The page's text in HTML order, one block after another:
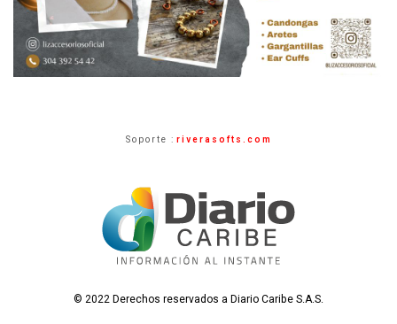
Soporte : riverasofts.com
© 2022 Derechos reservados a Diario Caribe S.A.S.